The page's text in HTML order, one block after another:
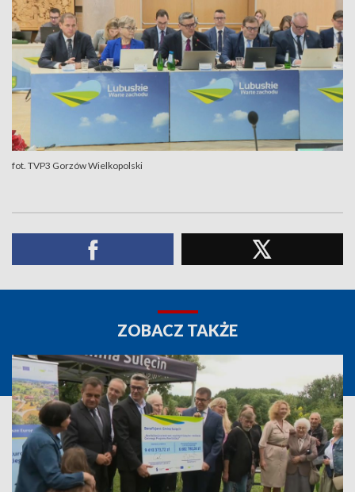
fot. TVP3 Gorzów Wielkopolski
ZOBACZ TAKŻE